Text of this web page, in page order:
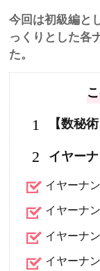
今回は初級編と
っくりとした各
た。
1 【数秘
2 イヤー
イヤーナ
イヤーナ
イヤーナ
イヤーナ